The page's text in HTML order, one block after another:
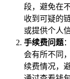
段，避免在
收到可疑的
或提供个人
手续费问题
会有所不同
续费情况，